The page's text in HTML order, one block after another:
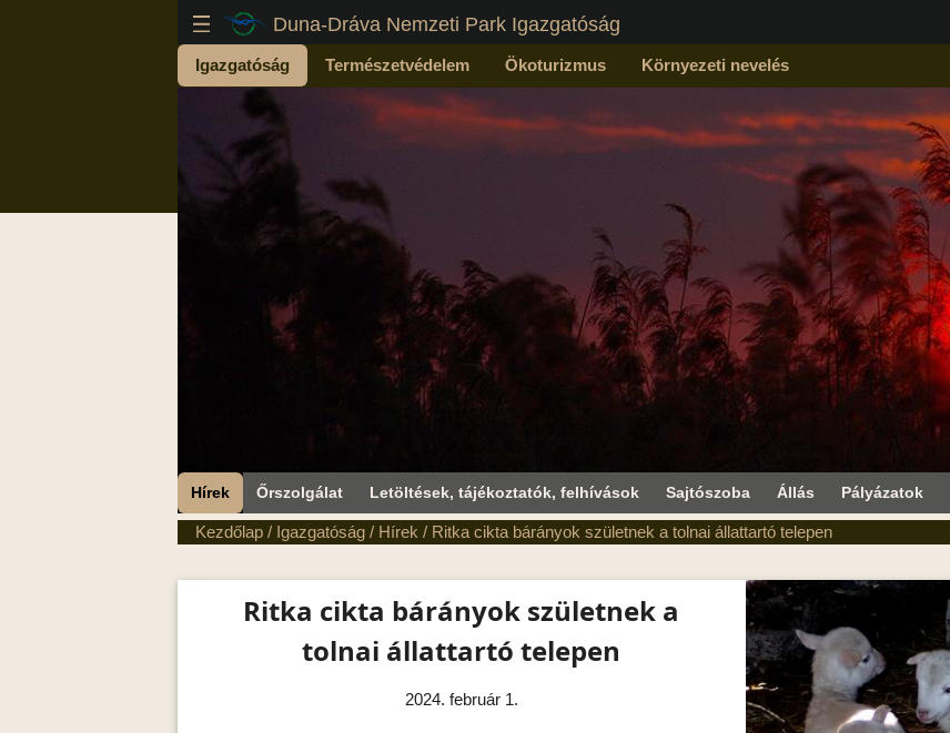
Duna-Dráva Nemzeti Park Igazgatóság
Igazgatóság Természetvédelem Ökoturizmus Környezeti nevelés
Hírek Őrszolgálat Letöltések, tájékoztatók, felhívások Sajtószoba Állás Pályázatok
Kezdőlap / Igazgatóság / Hírek / Ritka cikta bárányok születnek a tolnai állattartó telepen
Ritka cikta bárányok születnek a
tolnai állattartó telepen
2024. február 1.